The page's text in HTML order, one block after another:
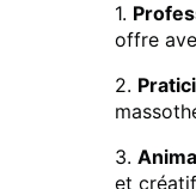
1.
offre
2.
3.
et